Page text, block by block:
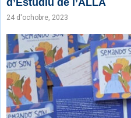
24 d'ochobre, 2023